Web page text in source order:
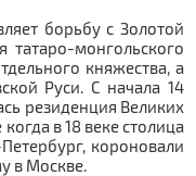
борьбу с Золотой
монгольского
княжества, а
Руси. С начала 14
резиденция Великих
в 18 веке столица
короновали
в Москве.